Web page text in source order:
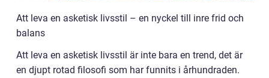
Att leva en asketisk livsstil – en nyckel till inre frid och
balans
Att leva en asketisk livsstil är inte bara en trend, det är
en djupt rotad filosofi som har funnits i århundraden.